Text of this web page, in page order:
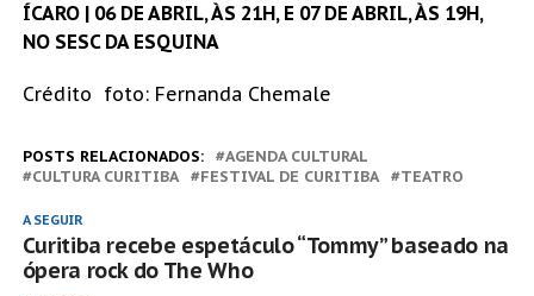
ÍCARO | 06 DE ABRIL, ÀS 21H, E 07 DE ABRIL, ÀS 19H,
NO SESC DA ESQUINA
Crédito foto: Fernanda Chemale
POSTS RELACIONADOS:
AGENDA CULTURAL
CULTURA CURITIBA
FESTIVAL DE CURITIBA TEATRO
A SEGUIR
Curitiba recebe espetáculo “Tommy” baseado na
ópera rock do The Who